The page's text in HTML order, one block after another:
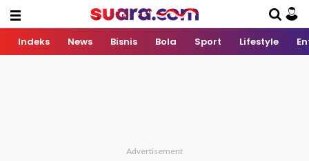
Indeks News Bisnis Bola Sport Lifestyle